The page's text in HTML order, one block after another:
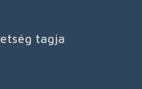
tagja